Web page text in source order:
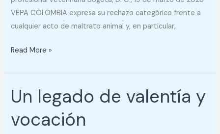
VEPA COLOMBIA expresa su rechazo categórico frente a
cualquier acto de maltrato animal y, en particular,
Read More »
Un legado de valentía y
vocación
Un
legado
de